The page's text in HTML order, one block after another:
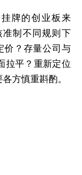
牌的创业板来
制不同规则下
价？存量公司与
拉平？重新定位
方慎重斟酌。